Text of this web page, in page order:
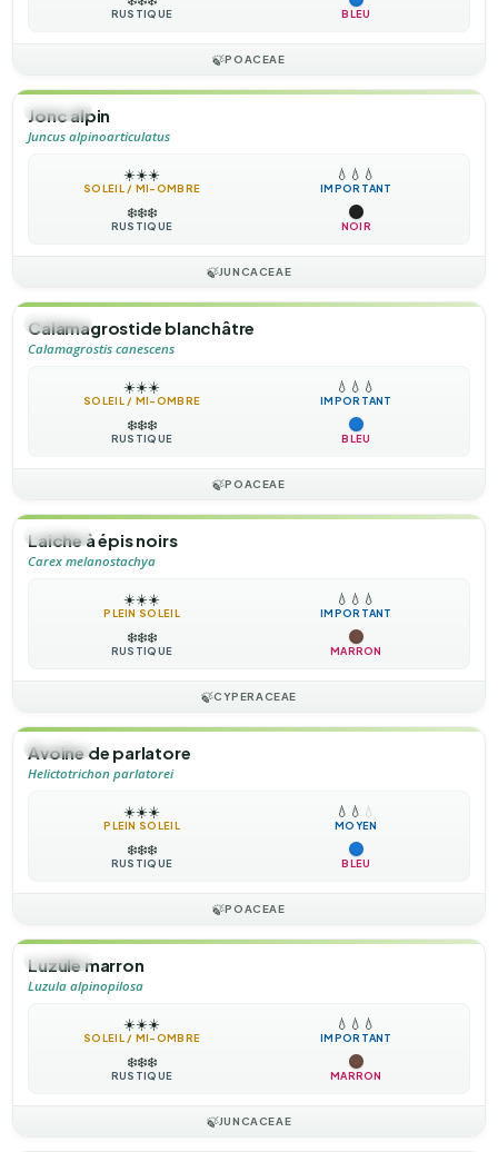
RUSTIQUE BLEU
🍃POACEAE
🌿HERBE
Jonc alpin
Juncus alpinoarticulatus
☀️☀️☀️
SOLEIL / MI-OMBRE
💧 💧 💧
IMPORTANT
❄️❄️❄️
RUSTIQUE NOIR
🍃JUNCACEAE
🌿HERBE
Calamagrostide blanchâtre
Calamagrostis canescens
☀️☀️☀️
SOLEIL / MI-OMBRE
💧 💧 💧
IMPORTANT
❄️❄️❄️
RUSTIQUE BLEU
🍃POACEAE
🌿HERBE
Laiche à épis noirs
Carex melanostachya
☀️☀️☀️
PLEIN SOLEIL
💧 💧 💧
IMPORTANT
❄️❄️❄️
RUSTIQUE MARRON
🍃CYPERACEAE
🌿HERBE
Avoine de parlatore
Helictotrichon parlatorei
☀️☀️☀️
PLEIN SOLEIL
💧 💧 💧
MOYEN
❄️❄️❄️
RUSTIQUE BLEU
🍃POACEAE
🌿HERBE
Luzule marron
Luzula alpinopilosa
☀️☀️☀️
SOLEIL / MI-OMBRE
💧 💧 💧
IMPORTANT
❄️❄️❄️
RUSTIQUE MARRON
🍃JUNCACEAE